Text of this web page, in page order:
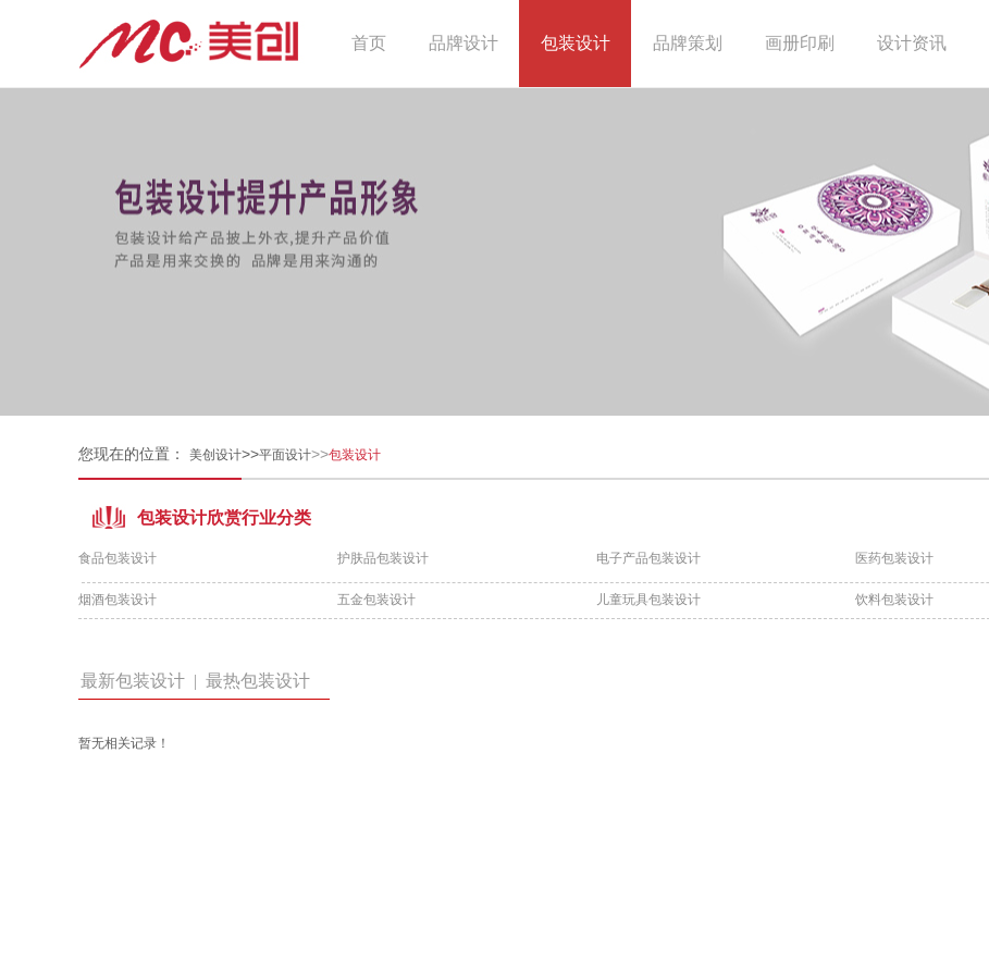
您现在的位置： 美创设计>>平面设计>>包装设计
包装设计欣赏行业分类
食品包装设计 护肤品包装设计 电子产品包装设计 医药包装设计
烟酒包装设计 五金包装设计 儿童玩具包装设计 饮料包装设计
最新包装设计 | 最热包装设计
暂无相关记录！
首页 品牌设计 包装设计 品牌策划 画册印刷 设计资讯